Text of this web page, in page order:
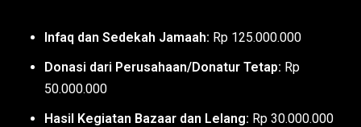
Infaq dan Sedekah Jamaah: Rp 125.000.000
Donasi dari Perusahaan/Donatur Tetap: Rp
50.000.000
Hasil Kegiatan Bazaar dan Lelang: Rp 30.000.000